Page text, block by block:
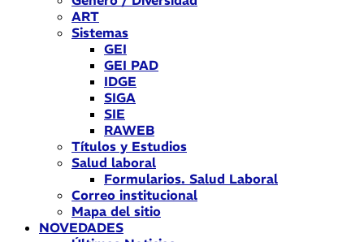
ART
Sistemas
GEI
GEI PAD
IDGE
SIGA
SIE
RAWEB
Títulos y Estudios
Salud laboral
Formularios. Salud Laboral
Correo institucional
Mapa del sitio
NOVEDADES